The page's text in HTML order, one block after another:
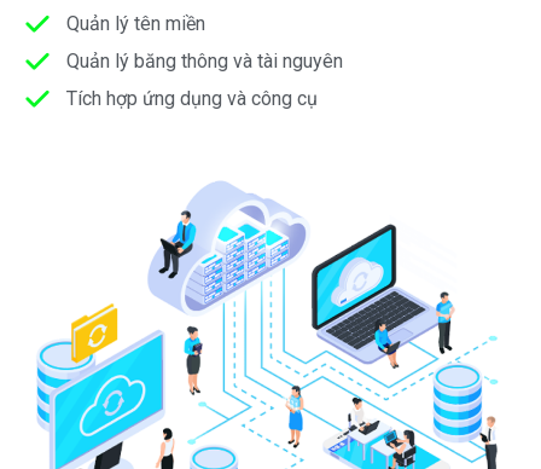
Quản lý tên miền
Quản lý băng thông và tài nguyên
Tích hợp ứng dụng và công cụ